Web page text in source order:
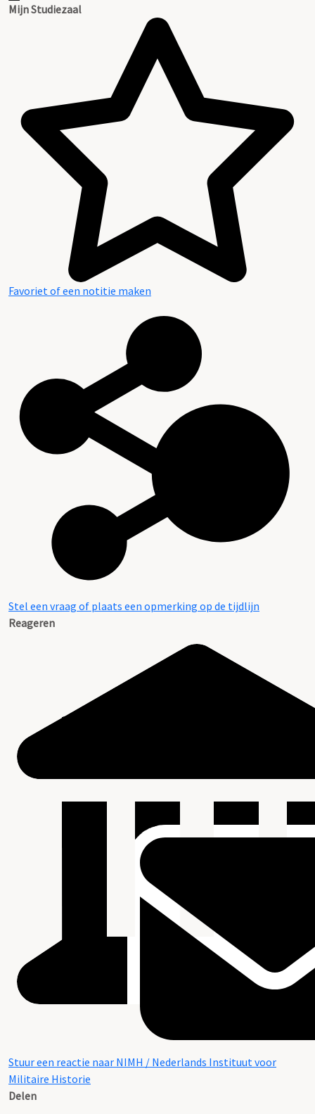
Mijn Studiezaal
Favoriet of een notitie maken
Stel een vraag of plaats een opmerking op de tijdlijn
Reageren
Stuur een reactie naar NIMH / Nederlands Instituut voor
Militaire Historie
Delen